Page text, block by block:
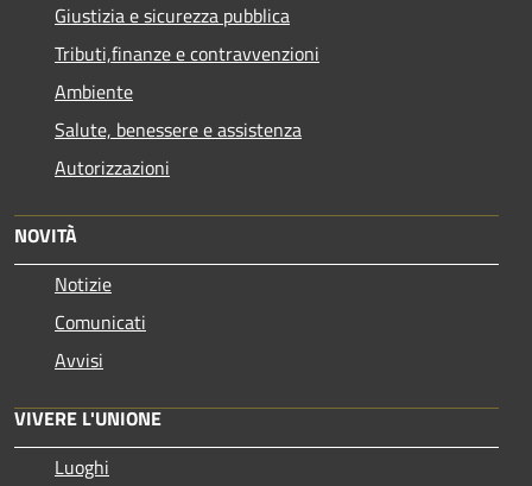
Giustizia e sicurezza pubblica
Tributi,finanze e contravvenzioni
Ambiente
Salute, benessere e assistenza
Autorizzazioni
NOVITÀ
Notizie
Comunicati
Avvisi
VIVERE L'UNIONE
Luoghi